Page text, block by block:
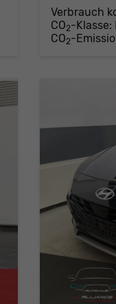
Verbrauch
CO2-Klasse:
CO2-